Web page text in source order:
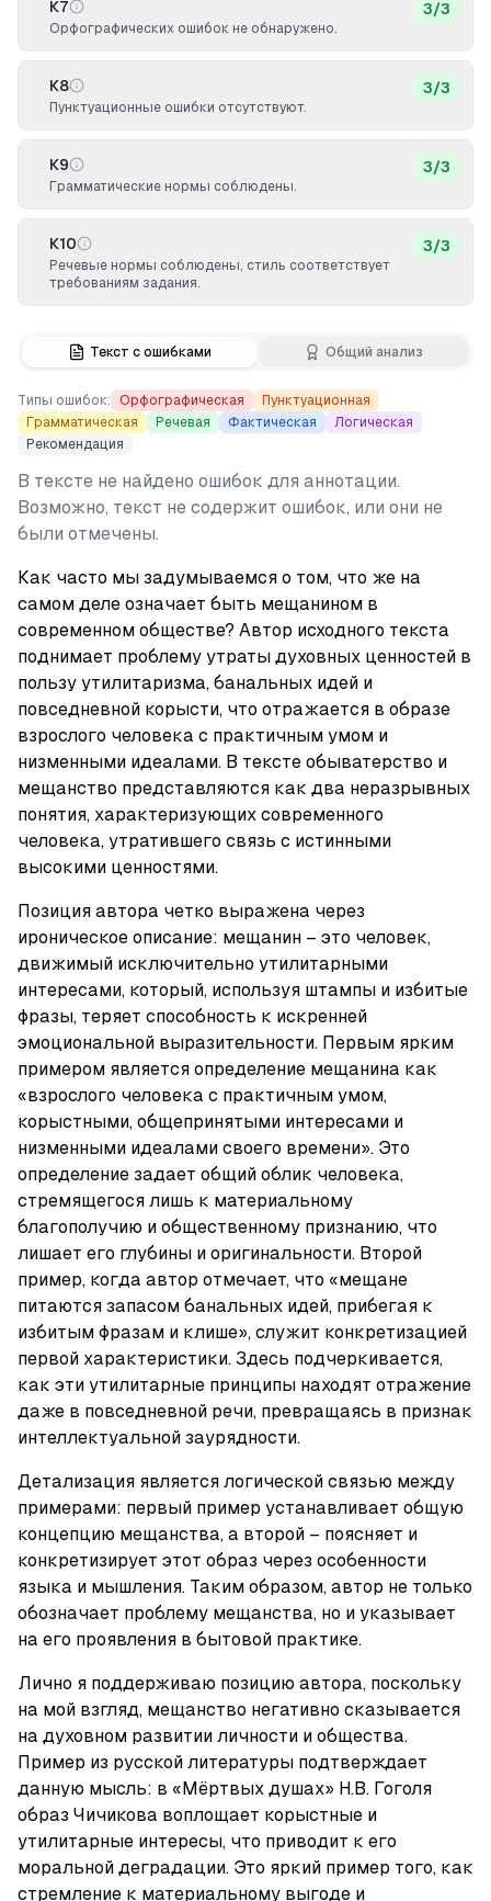
Текст с ошибками Общий анализ
Типы ошибок: Орфографическая
Пунктуационная
Грамматическая
Речевая Фактическая
Логическая
Рекомендация
В тексте не найдено ошибок для аннотации.
Возможно, текст не содержит ошибок, или они не
были отмечены.
Как часто мы задумываемся о том, что же на
самом деле означает быть мещанином в
современном обществе? Автор исходного текста
поднимает проблему утраты духовных ценностей в
пользу утилитаризма, банальных идей и
повседневной корысти, что отражается в образе
взрослого человека с практичным умом и
низменными идеалами. В тексте обыватерство и
мещанство представляются как два неразрывных
понятия, характеризующих современного
человека, утратившего связь с истинными
высокими ценностями.
Позиция автора четко выражена через
ироническое описание: мещанин – это человек,
движимый исключительно утилитарными
интересами, который, используя штампы и избитые
фразы, теряет способность к искренней
эмоциональной выразительности. Первым ярким
примером является определение мещанина как
«взрослого человека с практичным умом,
корыстными, общепринятыми интересами и
низменными идеалами своего времени». Это
определение задает общий облик человека,
стремящегося лишь к материальному
благополучию и общественному признанию, что
лишает его глубины и оригинальности. Второй
пример, когда автор отмечает, что «мещане
питаются запасом банальных идей, прибегая к
избитым фразам и клише», служит конкретизацией
первой характеристики. Здесь подчеркивается,
как эти утилитарные принципы находят отражение
даже в повседневной речи, превращаясь в признак
интеллектуальной заурядности.
Детализация является логической связью между
примерами: первый пример устанавливает общую
концепцию мещанства, а второй – поясняет и
конкретизирует этот образ через особенности
языка и мышления. Таким образом, автор не только
обозначает проблему мещанства, но и указывает
на его проявления в бытовой практике.
Лично я поддерживаю позицию автора, поскольку
на мой взгляд, мещанство негативно сказывается
на духовном развитии личности и общества.
Пример из русской литературы подтверждает
данную мысль: в «Мёртвых душах» Н.В. Гоголя
образ Чичикова воплощает корыстные и
утилитарные интересы, что приводит к его
моральной деградации. Это яркий пример того, как
стремление к материальному выгоде и
К7
Орфографических ошибок не обнаружено.
3/3
К8
Пунктуационные ошибки отсутствуют.
3/3
К9
Грамматические нормы соблюдены.
3/3
К10
Речевые нормы соблюдены, стиль соответствует
требованиям задания.
3/3